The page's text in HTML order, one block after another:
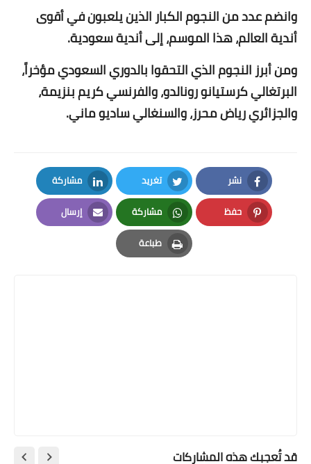
وانضم عدد من النجوم الكبار الذين يلعبون في أقوى
أندية العالم، هذا الموسم، إلى أندية سعودية.
ومن أبرز النجوم الذي التحقوا بالدوري السعودي مؤخراً،
البرتغالي كرستيانو رونالدو، والفرنسي كريم بنزيمة،
والجزائري رياض محرز، والسنغالي ساديو ماني.
نشر
Facebook
تغريد
Twitter
مشاركة
LinkedIn
حفظ
Pinterest
مشاركة
Whatsapp
إرسال
Email
طباعة
Print
قد تُعجبك هذه المشاركات